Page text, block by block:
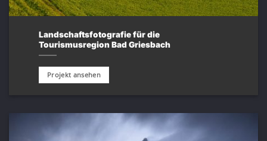
Landschaftsfotografie für die
Tourismusregion Bad Griesbach
Projekt ansehen